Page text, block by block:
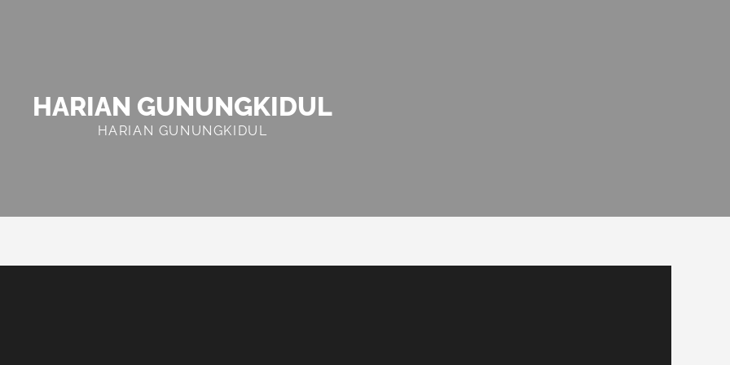
HARIAN GUNUNGKIDUL
HARIAN GUNUNGKIDUL